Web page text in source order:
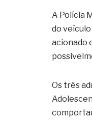
A Polícia
do
acionado
Os três